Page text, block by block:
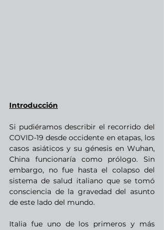
Introducción
Si pudiéramos describir el recorrido del
COVID-19 desde occidente en etapas, los
casos asiáticos y su génesis en Wuhan,
China funcionaría como prólogo. Sin
embargo, no fue hasta el colapso del
sistema de salud italiano que se tomó
consciencia de la gravedad del asunto
de este lado del mundo.
Italia fue uno de los primeros y más